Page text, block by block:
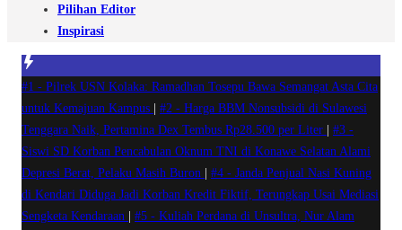
Pilihan Editor
Inspirasi
#1 - Pilrek USN Kolaka: Ramadhan Tosepu Bawa Semangat Asta Cita
untuk Kemajuan Kampus
#2 - Harga BBM Nonsubsidi di Sulawesi
Tenggara Naik, Pertamina Dex Tembus Rp28.500 per Liter
#3 -
Siswi SD Korban Pencabulan Oknum TNI di Konawe Selatan Alami
Depresi Berat, Pelaku Masih Buron
#4 - Janda Penjual Nasi Kuning
di Kendari Diduga Jadi Korban Kredit Fiktif, Terungkap Usai Mediasi
Sengketa Kendaraan
#5 - Kuliah Perdana di Unsultra, Nur Alam